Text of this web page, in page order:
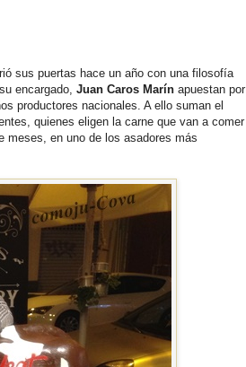
sus puertas hace un año con una filosofía
encargado, Juan Caros Marín apuestan por
productores nacionales. A ello suman el
quienes eligen la carne que van a comer
meses, en uno de los asadores más